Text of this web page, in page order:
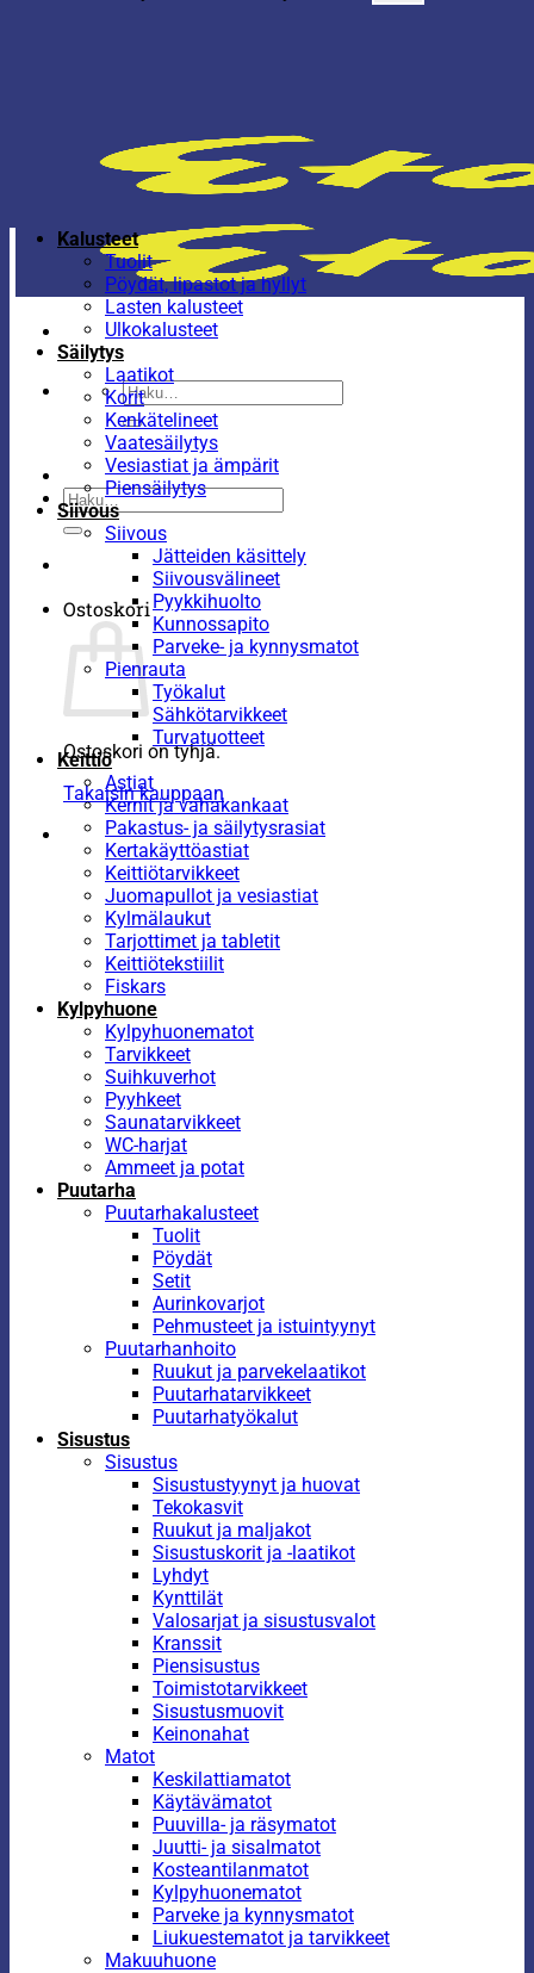
Etsi:
Etsi:
Ostoskori
Ostoskori on tyhjä.
Takaisin kauppaan
Kalusteet
Tuolit
Pöydät, lipastot ja hyllyt
Lasten kalusteet
Ulkokalusteet
Säilytys
Laatikot
Korit
Kenkätelineet
Vaatesäilytys
Vesiastiat ja ämpärit
Piensäilytys
Siivous
Siivous
Jätteiden käsittely
Siivousvälineet
Pyykkihuolto
Kunnossapito
Parveke- ja kynnysmatot
Pienrauta
Työkalut
Sähkötarvikkeet
Turvatuotteet
Keittiö
Astiat
Kernit ja vahakankaat
Pakastus- ja säilytysrasiat
Kertakäyttöastiat
Keittiötarvikkeet
Juomapullot ja vesiastiat
Kylmälaukut
Tarjottimet ja tabletit
Keittiötekstiilit
Fiskars
Kylpyhuone
Kylpyhuonematot
Tarvikkeet
Suihkuverhot
Pyyhkeet
Saunatarvikkeet
WC-harjat
Ammeet ja potat
Puutarha
Puutarhakalusteet
Tuolit
Pöydät
Setit
Aurinkovarjot
Pehmusteet ja istuintyynyt
Puutarhanhoito
Ruukut ja parvekelaatikot
Puutarhatarvikkeet
Puutarhatyökalut
Sisustus
Sisustus
Sisustustyynyt ja huovat
Tekokasvit
Ruukut ja maljakot
Sisustuskorit ja -laatikot
Lyhdyt
Kynttilät
Valosarjat ja sisustusvalot
Kranssit
Piensisustus
Toimistotarvikkeet
Sisustusmuovit
Keinonahat
Matot
Keskilattiamatot
Käytävämatot
Puuvilla- ja räsymatot
Juutti- ja sisalmatot
Kosteantilanmatot
Kylpyhuonematot
Parveke ja kynnysmatot
Liukuestematot ja tarvikkeet
Makuuhuone